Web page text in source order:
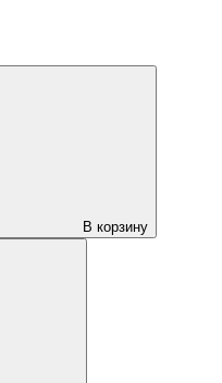
В корзину